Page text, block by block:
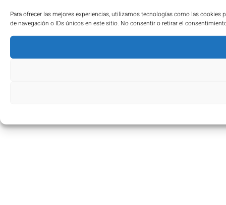
Para ofrecer las mejores experiencias, utilizamos tecnologías como las
de navegación o IDs únicos en este sitio. No consentir o retirar el